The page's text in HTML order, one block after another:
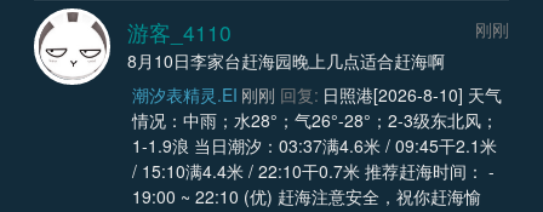
游客_4110
刚刚
8月10日李家台赶海园晚上几点适合赶海啊
潮汐表精灵.EI 刚刚 回复: 日照港[2026-8-10] 天气
情况：中雨；水28°；气26°-28°；2-3级东北风；
1-1.9浪 当日潮汐：03:37满4.6米 / 09:45干2.1米
/ 15:10满4.4米 / 22:10干0.7米 推荐赶海时间： -
19:00 ~ 22:10 (优) 赶海注意安全，祝你赶海愉